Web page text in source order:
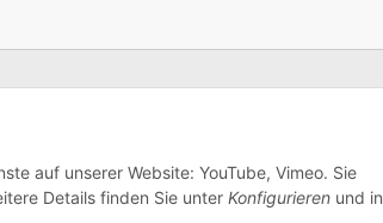
auf unserer Website: YouTube, Vimeo. Sie
Details finden Sie unter Konfigurieren und in